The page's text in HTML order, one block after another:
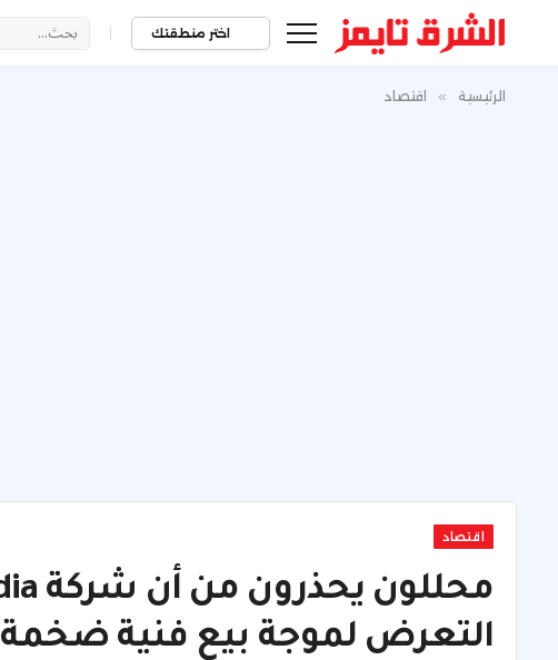
اختر منطقتك |
الرئيسية » اقتصاد
اقتصاد
التعرض لموجة بيع فنية ضخمة